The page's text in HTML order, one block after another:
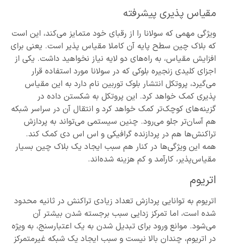
مقیاس پذیری پیشرفته
ویژگی مهمی که سولانا را از رقبای خود متمایز می‌کند، این است
که بلاک چین سطح پایه آن کاملا مقیاس پذیر است. یعنی برای
افزایش مقیاس، به راه‌های دو لایه نیاز نخواهید داشت. یکی از
اجزای کلیدی زنجیره بلوکی که در سولانا مورد استفاده قرار
می‌گیرد، پروتکل انتشار بلوک توربین نام دارد به این مقیاس
پذیری کمک خواهد کرد. این پروتکل به شکستن داده در
گزینه‌های کوچک‌تر کمک خواهد کرد و انتقال آن در سراسر شبکه
هم آسان‌تر جلو می‌رود. چنین سیستمی می‌تواند به پردازش
تراکنش‌ها هم در پردازنده گرافیکی و اس اس دی کمک کند.
همه این ویژگی‌ها در کنار هم سبب ایجاد یک بلاک چین بسیار
مقیاس‌پذیر، کارآمد و کم هزینه شده‌اند.
اتریوم
اتریوم به توانایی پردازش تعداد زیادی تراکنش در ثانیه محدود
شده است،‌ اما تمرکز زدایی سبب برجسته شدن بیشتر آن
می‌شود. موانع ورود برای تبدیل شدن به یک اعتبارسنج، به ویژه
در اتریوم، چندان بالا نیست و سبب ایجاد یک شبکه غیرمتمرکز